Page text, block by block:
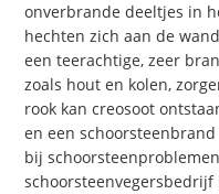
onverbrande deeltjes in
hechten zich aan de
een teerachtige, zeer
zoals hout en kolen,
rook kan creosoot
en een
bij